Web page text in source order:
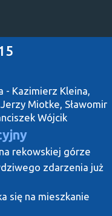
- Kazimierz Kleina,
Miotke, Sławomir
Wójcik
rekowskiej górze
zdarzenia już
się na mieszkanie